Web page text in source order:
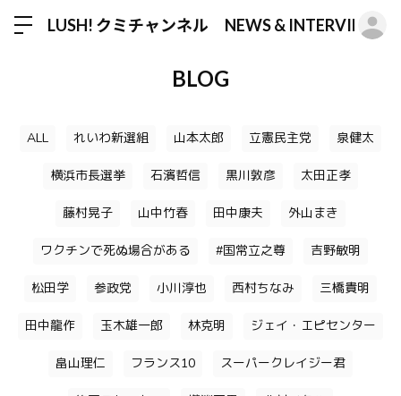
LUSH! クミチャンネル NEWS & INTERVIEW
BLOG
ALL れいわ新選組 山本太郎 立憲民主党 泉健太
横浜市長選挙 石濱哲信 黒川敦彦 太田正孝
藤村晃子 山中竹春 田中康夫 外山まき
ワクチンで死ぬ場合がある #国常立之尊 吉野敏明
松田学 参政党 小川淳也 西村ちなみ 三橋貴明
田中龍作 玉木雄一郎 林克明 ジェイ・エピセンター
畠山理仁 フランス10 スーパークレイジー君